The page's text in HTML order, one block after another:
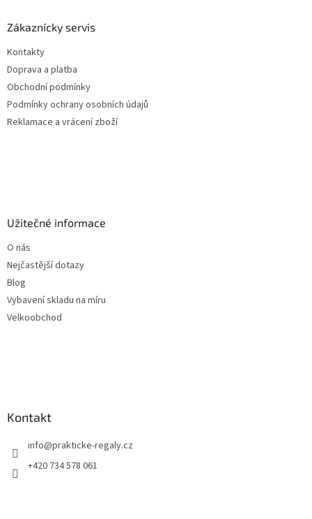
Zákaznícky servis
Kontakty
Doprava a platba
Obchodní podmínky
Podmínky ochrany osobních údajů
Reklamace a vrácení zboží
Užitečné informace
O nás
Nejčastější dotazy
Blog
Vybavení skladu na míru
Velkoobchod
Kontakt
info@prakticke-regaly.cz
+420 734 578 061